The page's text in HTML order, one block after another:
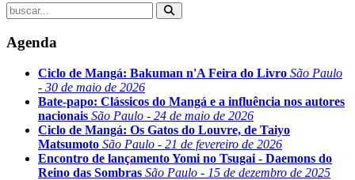
Agenda
Ciclo de Mangá: Bakuman n'A Feira do Livro São Paulo
- 30 de maio de 2026
Bate-papo: Clássicos do Mangá e a influência nos autores
nacionais São Paulo - 24 de maio de 2026
Ciclo de Mangá: Os Gatos do Louvre, de Taiyo
Matsumoto São Paulo - 21 de fevereiro de 2026
Encontro de lançamento Yomi no Tsugai - Daemons do
Reino das Sombras São Paulo - 15 de dezembro de 2025